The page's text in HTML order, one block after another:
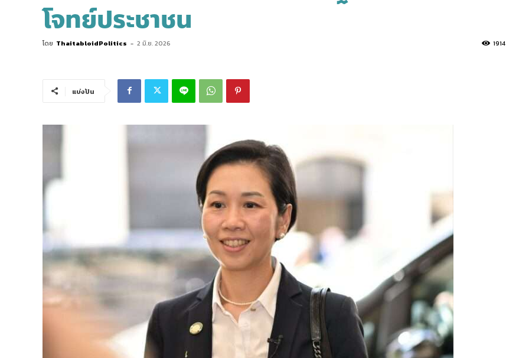
โจทย์ประชาชน
โดย ThaitabloidPolitics - 2 มิ.ย. 2026 1914
แบ่งปัน